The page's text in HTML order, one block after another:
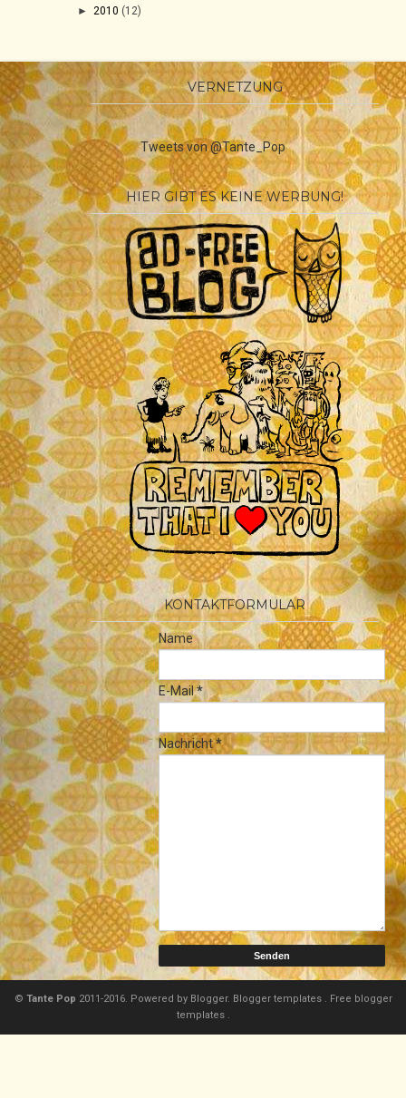
► 2010 (12)
VERNETZUNG
Tweets von @Tante_Pop
HIER GIBT ES KEINE WERBUNG!
KONTAKTFORMULAR
Name
E-Mail*
Nachricht*
© Tante Pop 2011-2016. Powered by Blogger. Blogger templates . Free blogger
templates .